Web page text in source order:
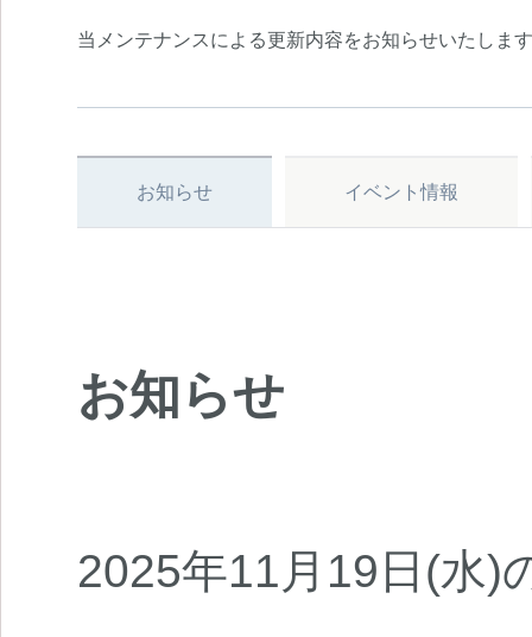
当メンテナンスによる更新内容をお知らせいたしま
お知らせ イベント情報
お知らせ
2025年11月19日(水)